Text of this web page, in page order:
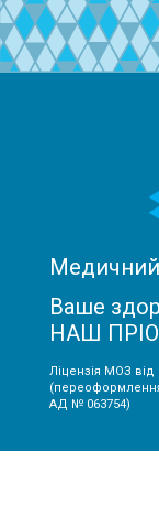
Ваше
НАШ
Ліцензія МОЗ від
(переоформлення
АД № 063754)